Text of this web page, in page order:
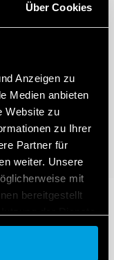
Über Cookies
Anzeigen zu
Medien anbieten
Website zu
zu Ihrer
Partner für
weiter. Unsere
mit
bereitgestellt